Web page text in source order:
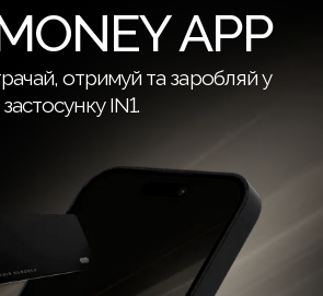
APP
отримуй та заробляй у
застосунку IN1.